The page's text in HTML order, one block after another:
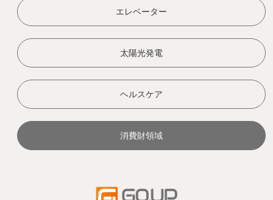
エレベーター
太陽光発電
ヘルスケア
消費財領域